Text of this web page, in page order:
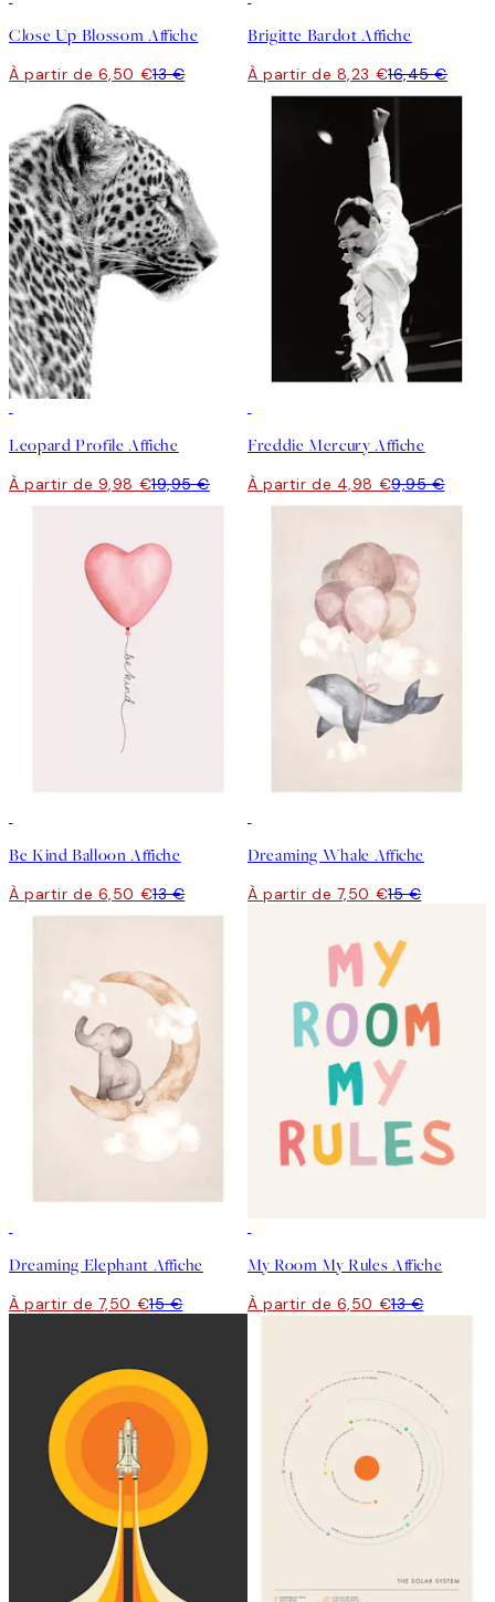
Close Up Blossom Affiche
À partir de 6,50 €13 €
Brigitte Bardot Affiche
À partir de 8,23 €16,45 €
Leopard Profile Affiche
À partir de 9,98 €19,95 €
Freddie Mercury Affiche
À partir de 4,98 €9,95 €
Be Kind Balloon Affiche
À partir de 6,50 €13 €
Dreaming Whale Affiche
À partir de 7,50 €15 €
Dreaming Elephant Affiche
À partir de 7,50 €15 €
My Room My Rules Affiche
À partir de 6,50 €13 €